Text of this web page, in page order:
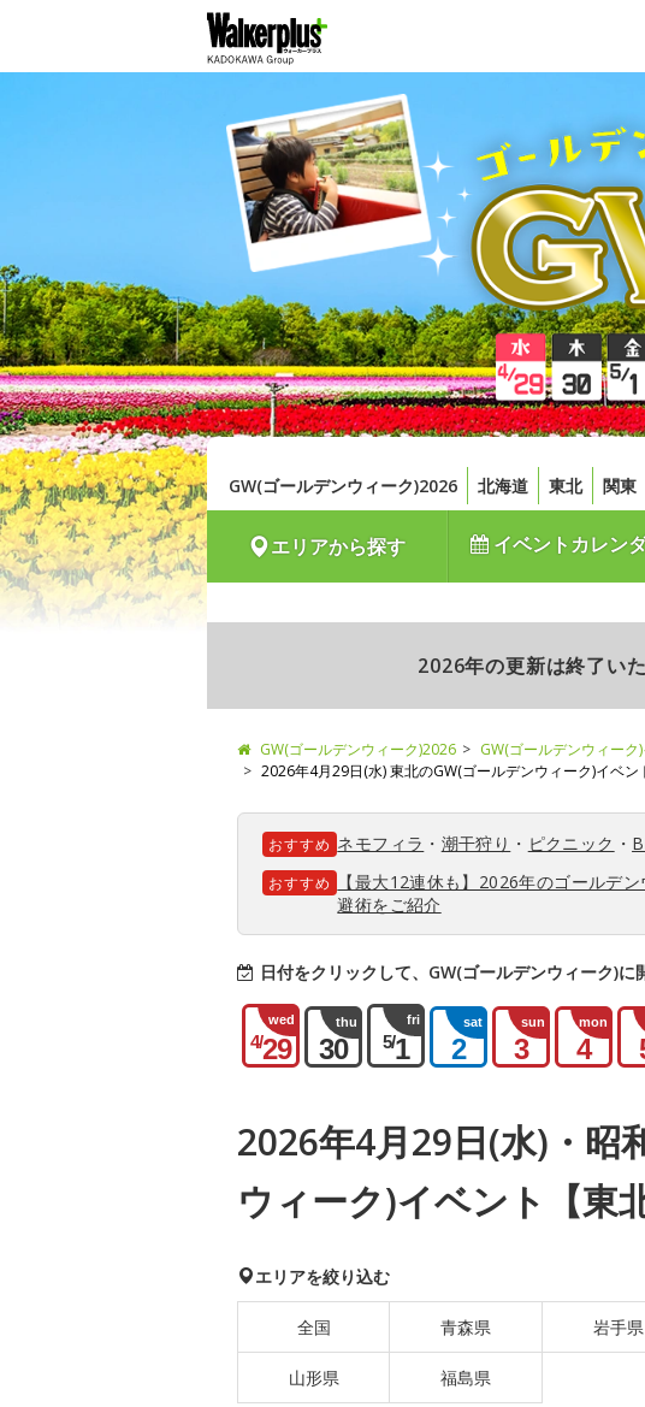
GW(ゴールデンウィーク)2026 北海道 東北 関東
エリアから探す イベントカレン
2026年の更新は終了い
GW(ゴールデンウィーク)2026 GW(ゴールデンウィーク
2026年4月29日(水) 東北のGW(ゴールデンウィーク)イベン
おすすめ ネモフィラ ・ 潮干狩り ・ ピクニック ・
おすすめ
【最大12連休も】2026年のゴールデ
避術をご紹介
日付をクリックして、GW(ゴールデンウィーク)
wed
4/29
thu
30
fri
5/1
sat
2
sun
3
mon
4
2026年4月29日(水)・昭
ウィーク)イベント【東北
エリアを絞り込む
全国 青森県 岩手県
山形県 福島県